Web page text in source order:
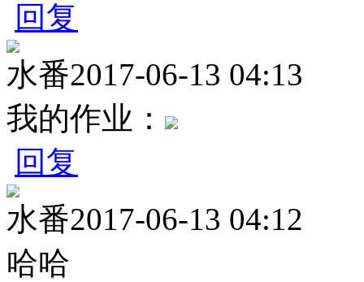
回复
水番2017-06-13 04:13
我的作业：
回复
水番2017-06-13 04:12
哈哈